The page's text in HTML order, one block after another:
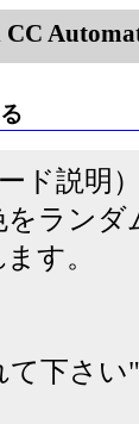
ド説明
ランダ
す。
て下さい